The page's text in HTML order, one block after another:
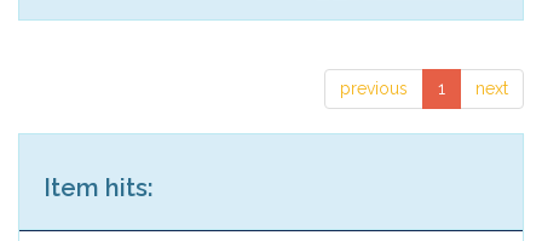
previous 1 next
Item hits: